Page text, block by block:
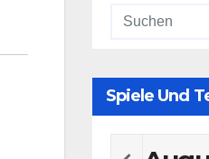
Spiele Und